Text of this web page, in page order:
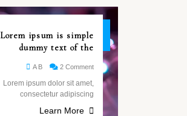
26
Lorem ipsum is simple
dummy text of the
A B 2 Comment
Lorem ipsum dolor sit amet,
consectetur adipiscing
Learn More